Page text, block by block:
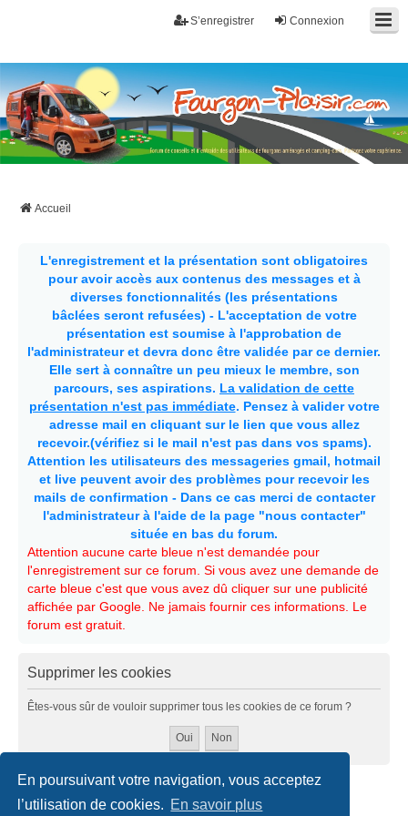
En poursuivant votre navigation, vous acceptez
l’utilisation de cookies. En savoir plus
Connexion
S’enregistrer
Fourgon-plaisir.com
Forum de conseils et d'entraide des utilisateurs de fourgons, fourgons
aménagés, vans et de camping-car. Partagez votre expérience.
Accueil
L'enregistrement et la présentation sont obligatoires
pour avoir accès aux contenus des messages et à
diverses fonctionnalités (les présentations
bâclées seront refusées) - L'acceptation de votre
présentation est soumise à l'approbation de
l'administrateur et devra donc être validée par ce dernier.
Elle sert à connaître un peu mieux le membre, son
parcours, ses aspirations. La validation de cette
présentation n'est pas immédiate. Pensez à valider votre
adresse mail en cliquant sur le lien que vous allez
recevoir.(vérifiez si le mail n'est pas dans vos spams).
Attention les utilisateurs des messageries gmail, hotmail
et live peuvent avoir des problèmes pour recevoir les
mails de confirmation - Dans ce cas merci de contacter
l'administrateur à l'aide de la page "nous contacter"
située en bas du forum.
Attention aucune carte bleue n'est demandée pour
l'enregistrement sur ce forum. Si vous avez une demande de
carte bleue c'est que vous avez dû cliquer sur une publicité
affichée par Google. Ne jamais fournir ces informations. Le
forum est gratuit.
Supprimer les cookies
Êtes-vous sûr de vouloir supprimer tous les cookies de ce forum ?
Accueil Politiques & cookies